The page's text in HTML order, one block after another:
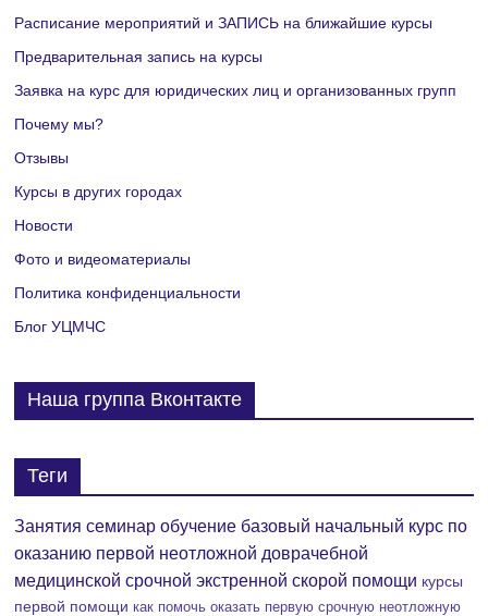
ц
и
я
М
е
р
о
п
р
и
я
т
и
е
Расписание мероприятий и ЗАПИСЬ на ближайшие курсы
Предварительная запись на курсы
Заявка на курс для юридических лиц и организованных групп
Почему мы?
Отзывы
Курсы в других городах
Новости
Фото и видеоматериалы
Политика конфиденциальности
Блог УЦМЧС
Наша группа Вконтакте
Теги
Занятия семинар обучение базовый начальный курс по
оказанию первой неотложной доврачебной
медицинской срочной экстренной скорой помощи курсы
первой помощи как помочь оказать первую срочную неотложную